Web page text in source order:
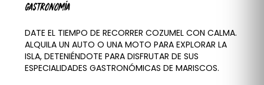
GASTRONOMÍA
DATE EL TIEMPO DE RECORRER COZUMEL CON CALMA.
ALQUILA UN AUTO O UNA MOTO PARA EXPLORAR LA
ISLA, DETENIÉNDOTE PARA DISFRUTAR DE SUS
ESPECIALIDADES GASTRONÓMICAS DE MARISCOS.